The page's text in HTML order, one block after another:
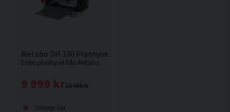
Metabo DH 330 Planhyvel 0-3mm (1800w)
Enfas planhyvel från Metabo.
13 388 kr
9 999 kr
Tillfälligt slut